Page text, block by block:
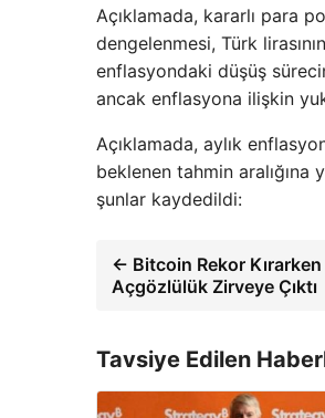
Açıklamada, kararlı para
dengelenmesi, Türk
enflasyondaki düşüş
ancak enflasyona ilişkin
Açıklamada, aylık
beklenen tahmin aralığına
şunlar kaydedildi:
← Bitcoin Rekor
Açgözlülük Zirveye Çıktı
Tavsiye Edilen